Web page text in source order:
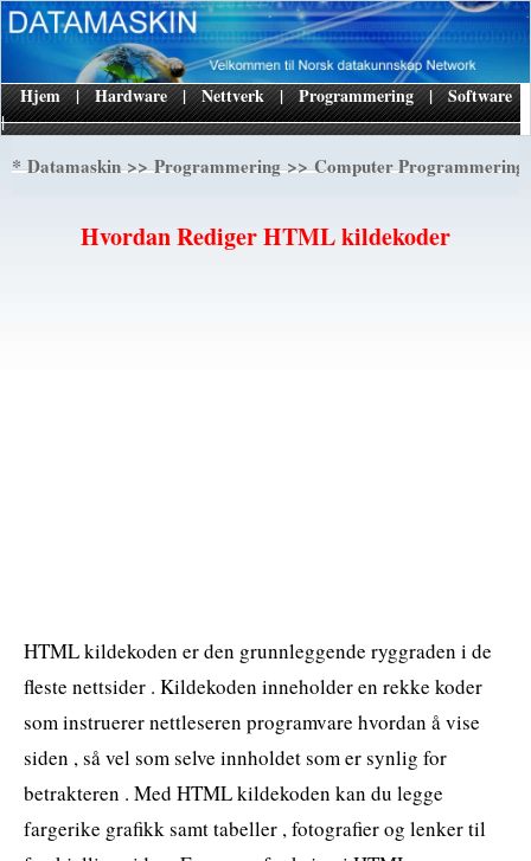
|
Hjem | Hardware | Nettverk | Programmering | Software
*Datamaskin>>Programmering>>Computer
Hvordan Rediger HTML kildekoder
HTML kildekoden er den grunnleggende ryggraden i de
fleste nettsider . Kildekoden inneholder en rekke koder
som instruerer nettleseren programvare hvordan å vise
siden , så vel som selve innholdet som er synlig for
betrakteren . Med HTML kildekoden kan du legge
fargerike grafikk samt tabeller , fotografier og lenker til